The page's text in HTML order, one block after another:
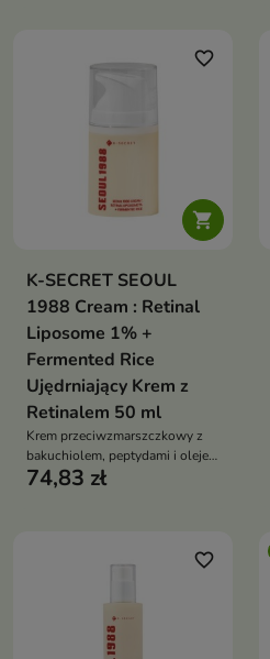

favorite_border
K-SECRET SEOUL
1988 Cream : Retinal
Liposome 1% +
Fermented Rice
Ujędrniający Krem z
Retinalem 50 ml
Krem przeciwzmarszczkowy z
bakuchiolem, peptydami i olejem
makadamia wygładza
74,83 zł
favorite_border